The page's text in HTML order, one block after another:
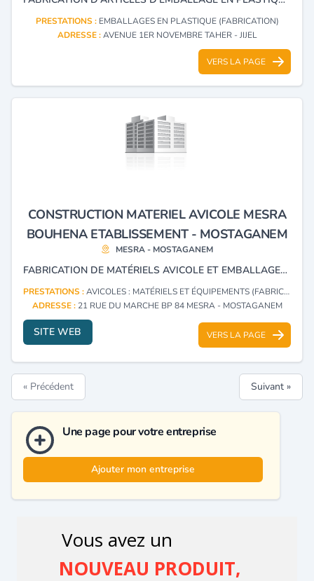
PRESTATIONS : EMBALLAGES EN PLASTIQUE (FABRICATION)
ADRESSE :AVENUE 1ER NOVEMBRE TAHER - JIJEL
VERS LA PAGE
CONSTRUCTION MATERIEL AVICOLE MESRA
BOUHENA ETABLISSEMENT - MOSTAGANEM
MESRA - MOSTAGANEM
FABRICATION DE MATÉRIELS AVICOLE ET EMBALLAGES EN PLASTIQUE
PRESTATIONS :AVICOLES : MATÉRIELS ET ÉQUIPEMENTS (FABRICATION)
ADRESSE : 21 RUE DU MARCHE BP 84 MESRA - MOSTAGANEM
SITE WEB VERS LA PAGE
« Précédent Suivant »
Une page pour votre entreprise
Ajouter mon entreprise